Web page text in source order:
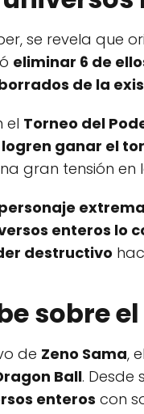
se revela que
eliminar 6 de
de la
el Torneo del
ganar el
gran tensión en
enteros lo
destructivo
sobre
de Zeno Sama,
Ball. Desde
enteros con